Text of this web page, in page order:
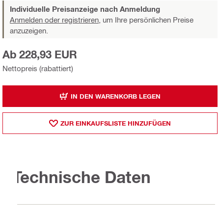
Individuelle Preisanzeige nach Anmeldung
Anmelden oder registrieren, um Ihre persönlichen Preise
anzuzeigen.
Nettopreis (rabattiert)
Ab 228,93 EUR
IN DEN WARENKORB LEGEN
ZUR EINKAUFSLISTE HINZUFÜGEN
Technische Daten